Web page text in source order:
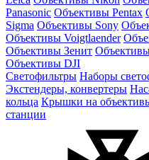
Panasonic Объективы Pentax
Sigma Объективы Sony
Объективы Voigtlaender
Объективы Зенит
Объективы DJI
Светофильтры Наборы
Экстендеры, конвертеры
кольца Крышки на
станции